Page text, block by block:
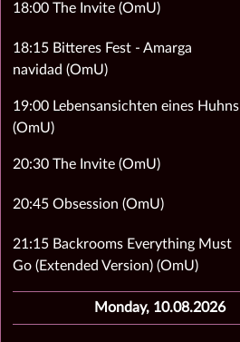
18:00 The Invite (OmU)
18:15 Bitteres Fest - Amarga
navidad (OmU)
19:00 Lebensansichten eines Huhns
(OmU)
20:30 The Invite (OmU)
20:45 Obsession (OmU)
21:15 Backrooms Everything Must
Go (Extended Version) (OmU)
Monday, 10.08.2026